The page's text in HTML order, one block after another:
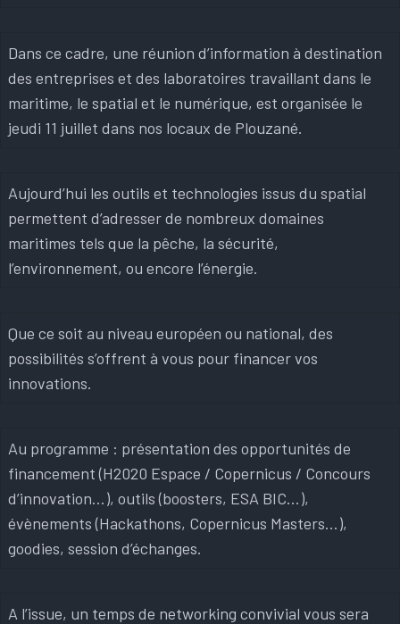
Dans ce cadre, une réunion d’information à destination
des entreprises et des laboratoires travaillant dans le
maritime, le spatial et le numérique, est organisée le
jeudi 11 juillet dans nos locaux de Plouzané.
Aujourd’hui les outils et technologies issus du spatial
permettent d’adresser de nombreux domaines
maritimes tels que la pêche, la sécurité,
l’environnement, ou encore l’énergie.
Que ce soit au niveau européen ou national, des
possibilités s’offrent à vous pour financer vos
innovations.
Au programme : présentation des opportunités de
financement (H2020 Espace / Copernicus / Concours
d’innovation…), outils (boosters, ESA BIC…),
évènements (Hackathons, Copernicus Masters…),
goodies, session d’échanges.
A l’issue, un temps de networking convivial vous sera